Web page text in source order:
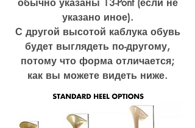
указано иное).
С другой высотой каблука обувь
будет выглядеть по-другому,
потому что форма отличается;
как вы можете видеть ниже.